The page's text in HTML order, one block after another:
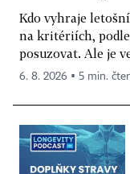
Kdo vyhraje
na kritériích,
posuzovat. Ale je
6. 8. 2026 ▪ 5 min.